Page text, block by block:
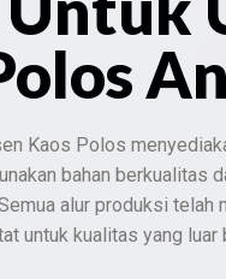
Kaos Polos
bahan berkualitas
alur produksi telah
untuk kualitas yang